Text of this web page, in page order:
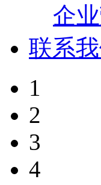
企
联系
1
2
3
4